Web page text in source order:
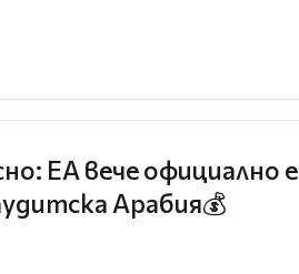
EA вече официално е
Арабия💰